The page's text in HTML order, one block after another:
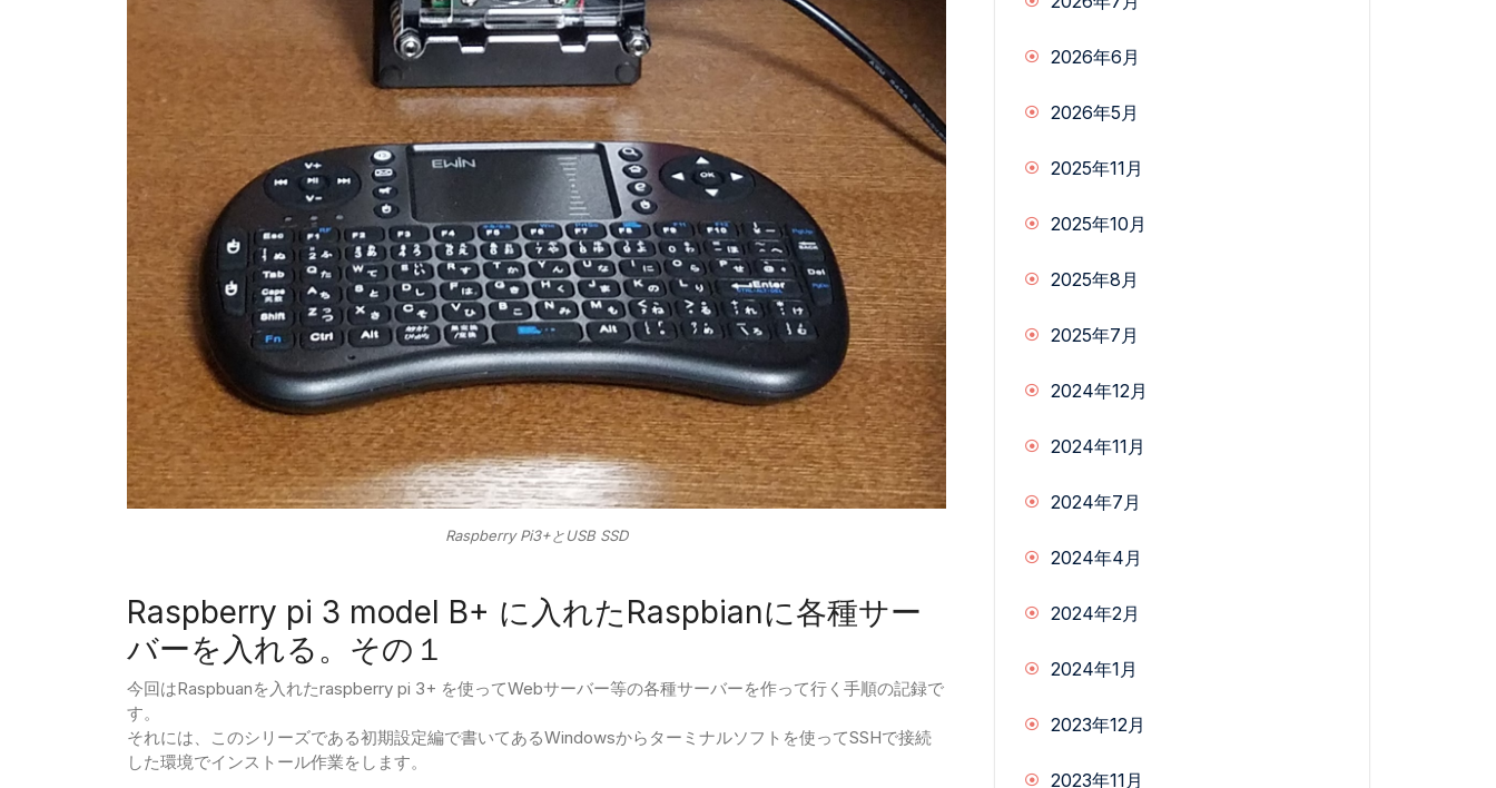
Raspberry Pi3+とUSB SSD
Raspberry pi 3 model B+ に入れたRaspbianに各種サー
バーを入れる。その１
今回はRaspbuanを入れたraspberry pi 3+ を使ってWebサーバー等の各種サーバーを作って行く手順の記録で
す。
それには、このシリーズである初期設定編で書いてあるWindowsからターミナルソフトを使ってSSHで接続
した環境でインストール作業をします。
2026年6月
2026年5月
2025年11月
2025年10月
2025年8月
2025年7月
2024年12月
2024年11月
2024年7月
2024年4月
2024年2月
2024年1月
2023年12月
2023年11月